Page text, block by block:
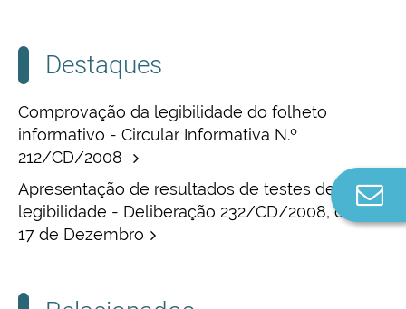
Destaques
Comprovação da legibilidade do folheto
informativo - Circular Informativa N.º
212/CD/2008
Apresentação de resultados de testes de
legibilidade - Deliberação 232/CD/2008, de
17 de Dezembro